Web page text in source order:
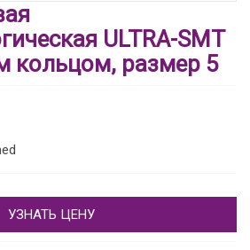
ULTRA-SMT
кольцом, размер 5
УЗНАТЬ ЦЕНУ